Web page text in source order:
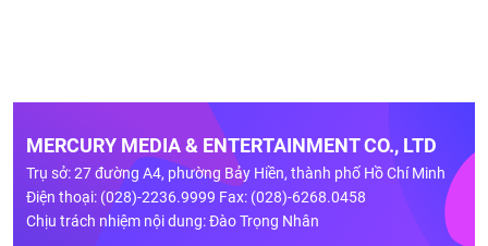
MERCURY MEDIA & ENTERTAINMENT CO., LTD
Trụ sở: 27 đường A4, phường Bảy Hiền, thành phố Hồ Chí Minh
Điện thoại: (028)-2236.9999 Fax: (028)-6268.0458
Chịu trách nhiệm nội dung: Đào Trọng Nhân